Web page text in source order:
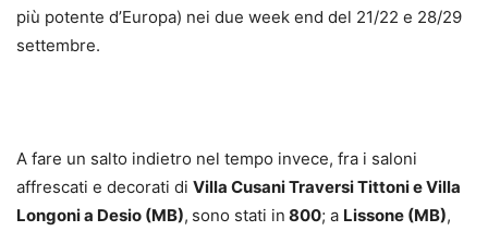
più potente d’Europa) nei due week end del 21/22 e 28/29
settembre.
A fare un salto indietro nel tempo invece, fra i saloni
affrescati e decorati di Villa Cusani Traversi Tittoni e Villa
Longoni a Desio (MB), sono stati in 800; a Lissone (MB),